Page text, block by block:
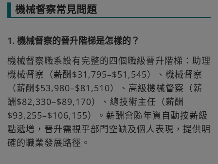
機械督察常見問題
1. 機械督察的晉升階梯是怎樣的？
機械督察職系設有完整的四個職級晉升階梯：助理
機械督察（薪酬$31,795–$51,545）、機械督察
（薪酬$53,980–$81,510）、高級機械督察（薪
酬$82,330–$89,170）、總技術主任（薪酬
$93,255–$106,155）。薪酬會隨年資自動按薪級
點遞增，晉升需視乎部門空缺及個人表現，提供明
確的職業發展路徑。